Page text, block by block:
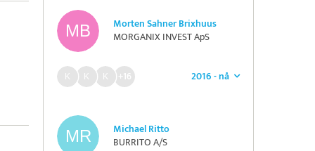
Morten Sahner Brixhuus
MORGANIX INVEST ApS
2016 - nå
+16
Michael Ritto
BURRITO A/S